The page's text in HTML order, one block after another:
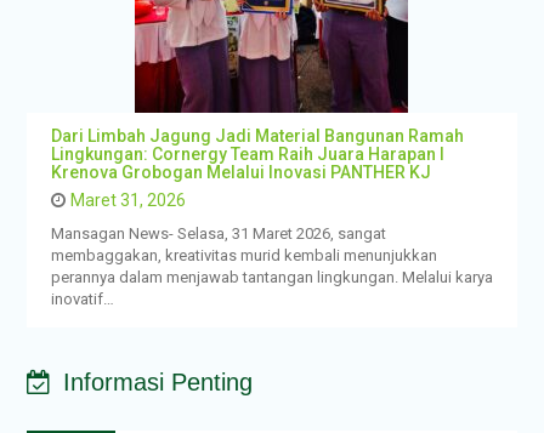
Dari Limbah Jagung Jadi Material Bangunan Ramah
Lingkungan: Cornergy Team Raih Juara Harapan I
Krenova Grobogan Melalui Inovasi PANTHER KJ
Maret 31, 2026
Mansagan News- Selasa, 31 Maret 2026, sangat
membaggakan, kreativitas murid kembali menunjukkan
perannya dalam menjawab tantangan lingkungan. Melalui karya
inovatif…
Informasi Penting